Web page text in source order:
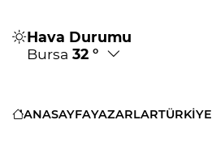
Hava Durumu
Bursa 32 °
ANASAYFAYAZARLARTÜRKİYE